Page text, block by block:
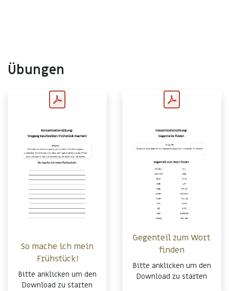
Übungen
So mache ich mein
Frühstück!
Bitte anklicken um den
Download zu starten
Gegenteil zum Wort
finden
Bitte anklicken um den
Download zu starten